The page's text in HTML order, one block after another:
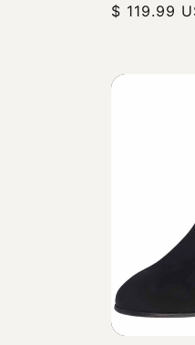
habitual
$ 119.99